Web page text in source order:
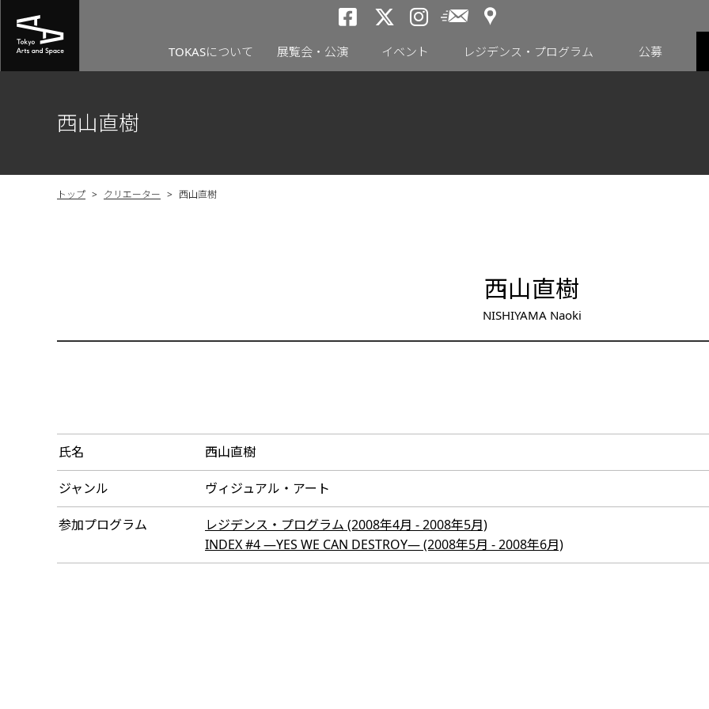
トーキョーアーツアンド
トーキョーアーツアンド
トーキョーアーツア
メールニュース
アクセス
TOKASについて 展覧会・公演 イベント レジデンス・プログラム 公募
西山直樹
トップ > クリエーター > 西山直樹
西山直樹
NISHIYAMA Naoki
氏名 西山直樹
ジャンル ヴィジュアル・アート
参加プログラム
レジデンス・プログラム (2008年4月 - 2008年5月)
INDEX #4 ―YES WE CAN DESTROY― (2008年5月 - 2008年6月)